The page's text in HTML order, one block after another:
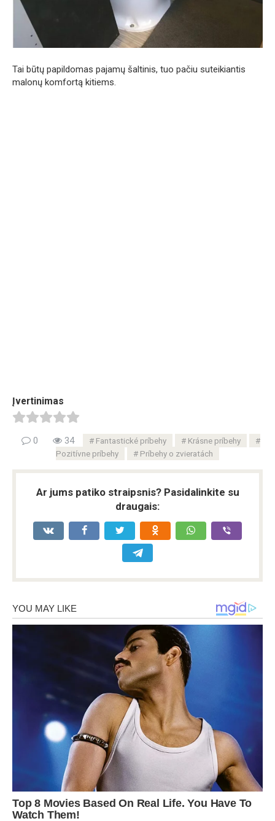
Tai būtų papildomas pajamų šaltinis, tuo pačiu suteikiantis
malonų komfortą kitiems.
Įvertinimas
0 34 Fantastické príbehy
Krásne príbehy
Pozitívne príbehy
Príbehy o zvieratách
Ar jums patiko straipsnis? Pasidalinkite su
draugais: